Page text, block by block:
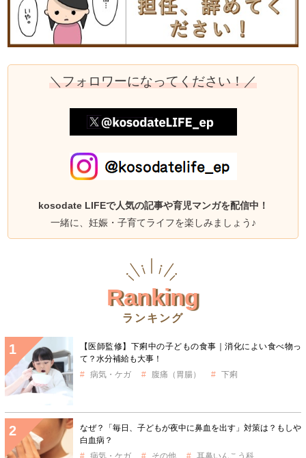
＼フォロワーになってください！／
kosodate LIFEで人気の記事や育児マンガを配信中！
一緒に、妊娠・子育てライフを楽しみましょう♪
Ranking
ランキング
【医師監修】下痢中の子どもの食事｜消化によい食べ物っ
て？水分補給も大事！
病気・ケガ
腹痛（胃腸） 下痢
なぜ？「毎日、子どもが夜中に鼻血を出す」対策は？もしや
白血病？